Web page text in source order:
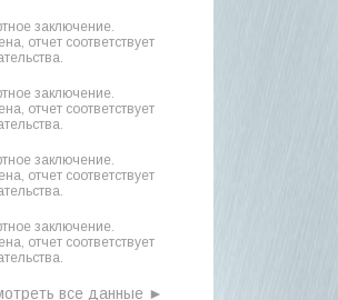
заключение.
отчет соответствует
заключение.
отчет соответствует
заключение.
отчет соответствует
заключение.
отчет соответствует